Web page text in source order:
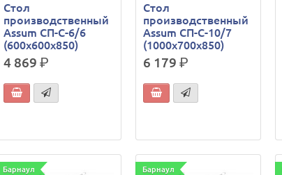
Стол
производственный
Assum СП-С-6/6
(600х600х850)
4 869р.
Стол
производственный
Assum СП-С-10/7
(1000х700х850)
6 179 р.
Барнаул Барнаул